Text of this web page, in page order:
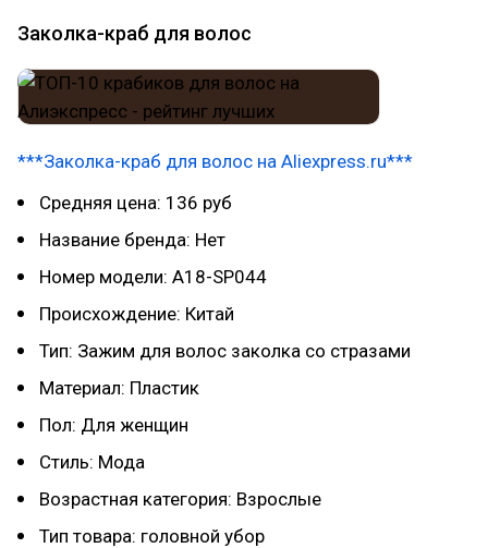
Заколка-краб для волос
***Заколка-краб для волос на Aliexpress.ru***
Средняя цена: 136 руб
Название бренда: Нет
Номер модели: A18-SP044
Происхождение: Китай
Тип: Зажим для волос заколка со стразами
Материал: Пластик
Пол: Для женщин
Стиль: Мода
Возрастная категория: Взрослые
Тип товара: головной убор